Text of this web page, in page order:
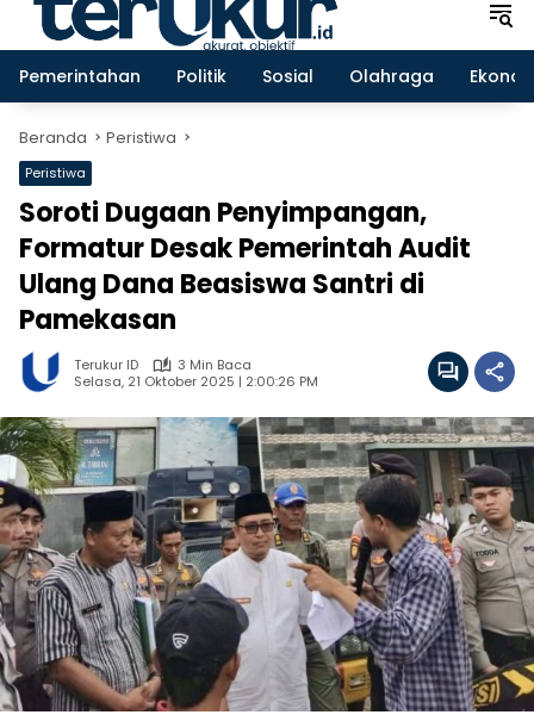
Pemerintahan Politik Sosial Olahraga
Beranda Peristiwa
Peristiwa
Soroti Dugaan Penyimpangan,
Formatur Desak Pemerintah Audit
Ulang Dana Beasiswa Santri di
Pamekasan
Terukur ID
3 Min Baca
Selasa, 21 Oktober 2025 | 2:00:26 PM